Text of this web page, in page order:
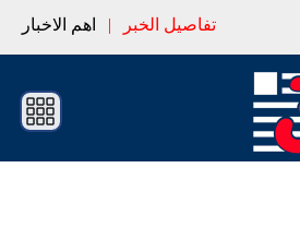
تفاصيل الخبر | اهم الاخبار